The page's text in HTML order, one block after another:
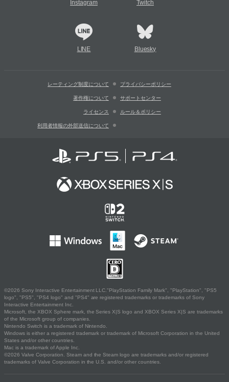
Instagram Twitch
LINE Bluesky
レーティング制度について プライバシーポリシー
著作権について サポートセンター
ライセンス ルール＆ポリシー
利用者情報の外部送信について
©2026 Sony Interactive Entertainment LLC."PlayStation Family Mark", "PlayStation", "PS5
logo", "PS5", "PS4 logo" and "PS4" are registered trademarks or trademarks of Sony
Interactive Entertainment Inc.
Microsoft, the XBOX Sphere mark, the Series X|S logo and XBOX Series X|S are trademarks
of the Microsoft group of companies.
Nintendo Switch is a trademark of Nintendo.
Windows is either a registered trademark or trademark of Microsoft Corporation in the United
States and/or other countries.
Mac is a trademark of Apple Inc.
©2026 Valve Corporation. Steam and the Steam logo are trademarks and/or registered
trademarks of Valve Corporation in the U.S. and/or other countries.